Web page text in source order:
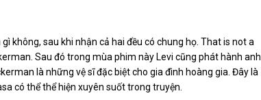
không, sau khi nhận cả hai đều có chung họ. That is not a
Sau đó trong mùa phim này Levi cũng phát hành anh
là những vệ sĩ đặc biệt cho gia đình hoàng gia. Đây là
có thể thể hiện xuyên suốt trong truyện.